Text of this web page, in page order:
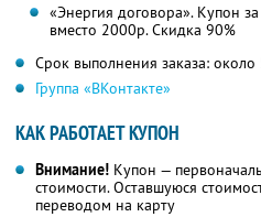
«Энергия договора». Купон
вместо 2000р. Скидка 90%
Срок выполнения заказа:
Группа «ВКонтакте»
КАК РАБОТАЕТ КУПОН
Внимание! Купон —
стоимости. Оставшуюся
переводом на карту